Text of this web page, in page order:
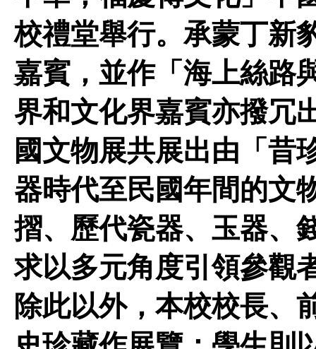
校禮堂舉行。承蒙丁新
嘉賓，並作「海上絲路
界和文化界嘉賓亦撥冗
國文物展共展出由「昔
器時代至民國年間的文
摺、歷代瓷器、玉器、
求以多元角度引領參觀
除此以外，本校校長、